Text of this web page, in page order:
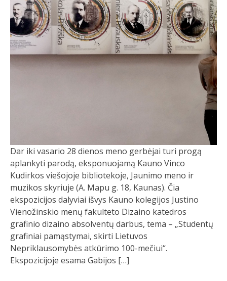
Dar iki vasario 28 dienos meno gerbėjai turi progą
aplankyti parodą, eksponuojamą Kauno Vinco
Kudirkos viešojoje bibliotekoje, Jaunimo meno ir
muzikos skyriuje (A. Mapu g. 18, Kaunas). Čia
ekspozicijos dalyviai išvys Kauno kolegijos Justino
Vienožinskio menų fakulteto Dizaino katedros
grafinio dizaino absolventų darbus, tema – „Studentų
grafiniai pamąstymai, skirti Lietuvos
Nepriklausomybės atkūrimo 100-mečiui“.
Ekspozicijoje esama Gabijos […]